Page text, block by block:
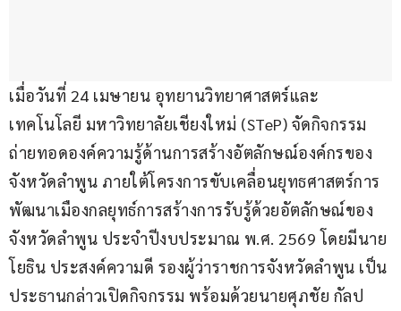
เมื่อวันที่ 24 เมษายน อุทยานวิทยาศาสตร์และ
เทคโนโลยี มหาวิทยาลัยเชียงใหม่ (STeP) จัดกิจกรรม
ถ่ายทอดองค์ความรู้ด้านการสร้างอัตลักษณ์องค์กรของ
จังหวัดลำพูน ภายใต้โครงการขับเคลื่อนยุทธศาสตร์การ
พัฒนาเมืองกลยุทธ์การสร้างการรับรู้ด้วยอัตลักษณ์ของ
จังหวัดลำพูน ประจำปีงบประมาณ พ.ศ. 2569 โดยมีนาย
โยธิน ประสงค์ความดี รองผู้ว่าราชการจังหวัดลำพูน เป็น
ประธานกล่าวเปิดกิจกรรม พร้อมด้วยนายศุภชัย กัลป